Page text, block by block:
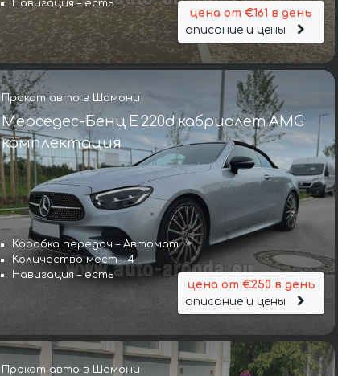
Навигация – есть
цена от €161 в день
описание и цены
Прокат авто в Шамони
Мерседес-Бенц E 220d кабриолет AMG
комплектация
Коробка передач – Автомат
Количество мест – 4
Навигация – есть
цена от €250 в день
описание и цены
Прокат авто в Шамони